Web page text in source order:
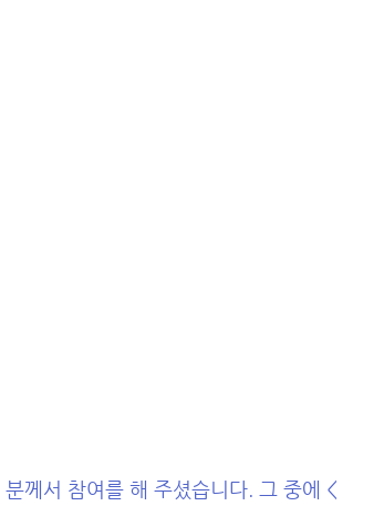
께서 참여를 해 주셨습니다. 그 중에 <